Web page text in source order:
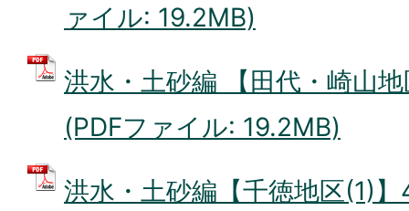
ァイル: 19.2MB)
洪水・土砂編 【田代・崎山
(PDFファイル: 19.2MB)
洪水・土砂編【千徳地区(1)